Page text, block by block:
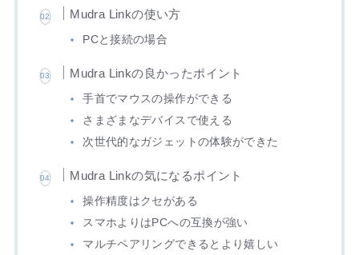
Mudra Linkの使い方
PCと接続の場合
Mudra Linkの良かったポイント
手首でマウスの操作ができる
さまざまなデバイスで使える
次世代的なガジェットの体験ができた
Mudra Linkの気になるポイント
操作精度はクセがある
スマホよりはPCへの互換が強い
マルチペアリングできるとより嬉しい